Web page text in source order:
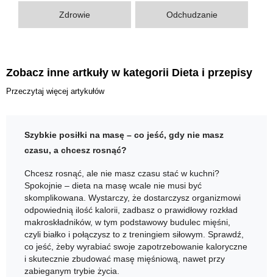
Zdrowie Odchudzanie
Zobacz inne artkuły w kategorii Dieta i przepisy
Przeczytaj więcej artykułów
Szybkie posiłki na masę – co jeść, gdy nie masz
czasu, a chcesz rosnąć?
Chcesz rosnąć, ale nie masz czasu stać w kuchni?
Spokojnie – dieta na masę wcale nie musi być
skomplikowana. Wystarczy, że dostarczysz organizmowi
odpowiednią ilość kalorii, zadbasz o prawidłowy rozkład
makroskładników, w tym podstawowy budulec mięśni,
czyli białko i połączysz to z treningiem siłowym. Sprawdź,
co jeść, żeby wyrabiać swoje zapotrzebowanie kaloryczne
i skutecznie zbudować masę mięśniową, nawet przy
zabieganym trybie życia.